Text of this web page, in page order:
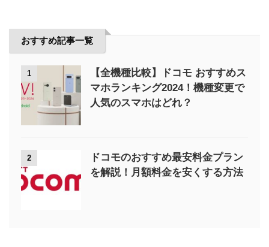
おすすめ記事一覧
1
【全機種比較】ドコモ おすすめス
マホランキング2024！機種変更で
人気のスマホはどれ？
2
ドコモのおすすめ最安料金プラン
を解説！月額料金を安くする方法